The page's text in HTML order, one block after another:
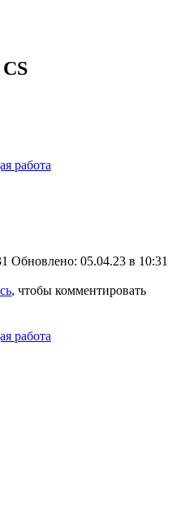
работа
Обновлено: 05.04.23 в 10:31
, чтобы комментировать
работа